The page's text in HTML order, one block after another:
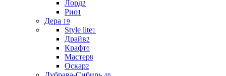
Лорд2
Рио1
Дера 19
Style lite1
Драйв2
Крафт6
Мастер8
Оскар2